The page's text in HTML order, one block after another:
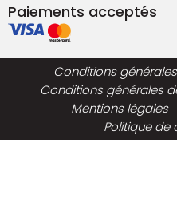
Paiements acceptés
Conditions
Conditions générales
Mentions légales
Politique de